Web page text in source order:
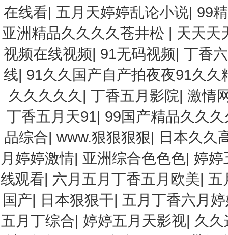
在线看| 五月天婷婷乱论小说| 99
亚洲精品久久久久苍井松 | 天天天
视频在线视频| 91无码视频| 丁香
线| 91久久国产自产拍夜夜91久
久久久久久 |丁香五月影院|激情
丁香五月天91| 99国产精品久久
品综合| www.狠狠狠狠| 日本久久
月婷婷激情| 亚洲综合色色色| 婷婷
线观看| 六月五月丁香五月欧美| 五
国产| 日本狠狠干| 五月丁香六月
五月丁综合| 婷婷五月天影视| 久久